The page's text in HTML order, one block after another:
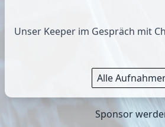
Unser Keeper im Gespräch mit
Alle
Sponsor